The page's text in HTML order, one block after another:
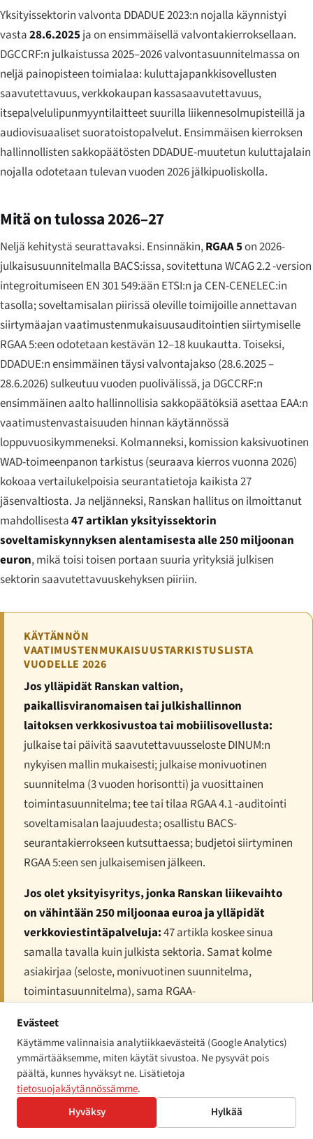
Yksityissektorin valvonta DDADUE 2023:n nojalla käynnistyi
vasta28.6.2025ja on ensimmäisellä valvontakierroksellaan.
DGCCRF:n julkaistussa 2025–2026 valvontasuunnitelmassa on
neljä painopisteen toimialaa: kuluttajapankkisovellusten
saavutettavuus, verkkokaupan kassasaavutettavuus,
itsepalvelulipunmyyntilaitteet suurilla liikennesolmupisteillä ja
audiovisuaaliset suoratoistopalvelut. Ensimmäisen kierroksen
hallinnollisten sakko­päätösten DDADUE-muutetun kuluttajalain
nojalla odotetaan tulevan vuoden 2026 jälkipuoliskolla.
Mitä on tulossa 2026–27
Neljä kehitystä seurattavaksi. Ensinnäkin,RGAA 5on 2026-
julkaisusuunnitelmalla BACS:issa, sovitettuna WCAG 2.2 -version
integroitumiseen EN 301 549:ään ETSI:n ja CEN-CENELEC:in
tasolla; soveltamisalan piirissä oleville toimijoille annettavan
siirtymäajan vaatimustenmukaisuusauditointien siirtymiselle
RGAA 5:een odotetaan kestävän 12–18 kuukautta. Toiseksi,
DDADUE:n ensimmäinen täysi valvontajakso (28.6.2025 –
28.6.2026) sulkeutuu vuoden puolivälissä, ja DGCCRF:n
ensimmäinen aalto hallinnollisia sakko­päätöksiä asettaa EAA:n
vaatimustenvastaisuuden hinnan käytännössä
loppuvuosikymmeneksi. Kolmanneksi, komission kaksivuotinen
WAD-toimeenpanon tarkistus (seuraava kierros vuonna 2026)
kokoaa vertailukelpoisia seurantatietoja kaikista 27
jäsenvaltiosta. Ja neljänneksi, Ranskan hallitus on ilmoittanut
mahdollisesta47 artiklan yksityissektorin
soveltamiskynnyksen alentamisesta alle 250 miljoonan
euron, mikä toisi toisen portaan suuria yrityksiä julkisen
sektorin saavutettavuuskehyksen piiriin.
KÄYTÄNNÖN
VAATIMUSTENMUKAISUUSTARKISTUSLISTA
VUODELLE 2026
Jos ylläpidät Ranskan valtion,
paikallisviranomaisen tai julkishallinnon
laitoksen verkkosivustoa tai mobiilisovellusta:
julkaise tai päivitä saavutettavuusseloste DINUM:n
nykyisen mallin mukaisesti; julkaise monivuotinen
suunnitelma (3 vuoden horisontti) ja vuosittainen
toimintasuunnitelma; tee tai tilaa RGAA 4.1 -auditointi
soveltamisalan laajuudesta; osallistu BACS-
seurantakierrokseen kutsuttaessa; budjetoi siirtyminen
RGAA 5:een sen julkaisemisen jälkeen.
Jos olet yksityisyritys, jonka Ranskan liikevaihto
on vähintään 250 miljoonaa euroa ja ylläpidät
verkkoviestintäpalveluja:47 artikla koskee sinua
samalla tavalla kuin julkista sektoria. Samat kolme
asiakirjaa (seloste, monivuotinen suunnitelma,
toimintasuunnitelma), sama RGAA-
rikkomuskohtainen hallinnollinen sakkoaltistuminen
asetuksen 2019-768 nojalla.
Jos saatat EAA:n piirissä olevan tuotteen tai
palvelun Ranskan markkinoille:kokoa DDADUE
2023:n toimeenpanoasetusten edellyttämä tekninen
Evästeet
Käytämme valinnaisia analytiikkaevästeitä (Google Analytics)
ymmärtääksemme, miten käytät sivustoa. Ne pysyvät pois
päältä, kunnes hyväksyt ne. Lisätietoja
tietosuojakäytännössämme.
Hyväksy
Hylkää